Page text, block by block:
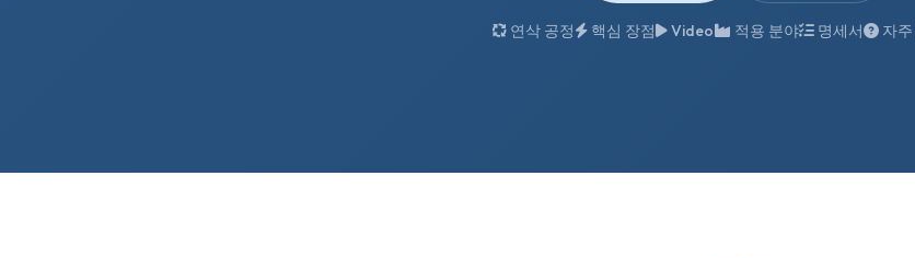
연삭 공정 핵심 장점 Video 적용 분야 명세서 자주